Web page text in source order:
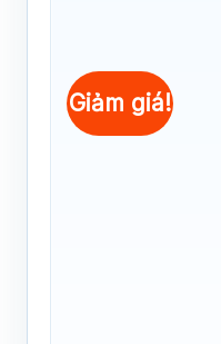
Giảm giá!